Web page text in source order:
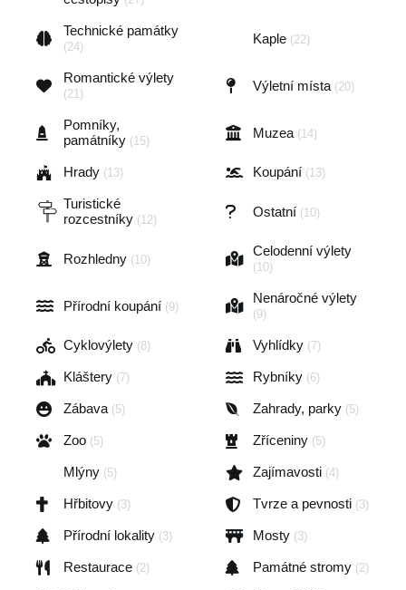
Technické památky
(24)
Kaple (22)
Romantické výlety
(21)
Výletní místa (20)
Pomníky,
památníky (15)
Muzea (14)
Hrady (13) Koupání (13)
Turistické
rozcestníky (12)
Ostatní (10)
Rozhledny (10)
Celodenní výlety
(10)
Přírodní koupání (9)
Nenáročné výlety
(9)
Cyklovýlety (8) Vyhlídky (7)
Kláštery (7) Rybníky (6)
Zábava (5) Zahrady, parky (5)
Zoo (5) Zříceniny (5)
Mlýny (5) Zajímavosti (4)
Hřbitovy (3) Tvrze a pevnosti (3)
Přírodní lokality (3) Mosty (3)
Restaurace (2) Památné stromy (2)